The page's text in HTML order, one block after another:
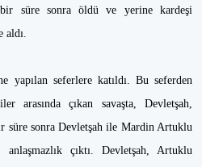
süre sonra öldü ve yerine kardeşi
aldı.
yapılan seferlere katıldı. Bu seferden
arasında çıkan savaşta, Devletşah,
süre sonra Devletşah ile Mardin Artuklu
çıktı. Devletşah, Artuklu